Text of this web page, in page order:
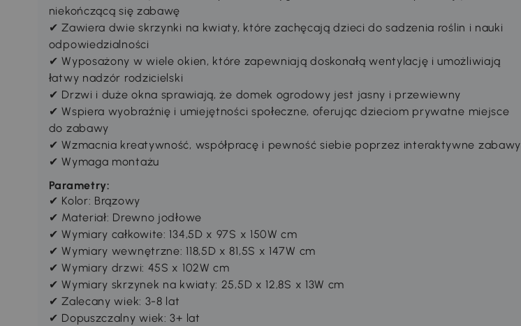
niekończącą się zabawę
✔ Zawiera dwie skrzynki na kwiaty, które zachęcają dzieci do sadzenia roślin i nauki
odpowiedzialności
✔ Wyposażony w wiele okien, które zapewniają doskonałą wentylację i umożliwiają
łatwy nadzór rodzicielski
✔ Drzwi i duże okna sprawiają, że domek ogrodowy jest jasny i przewiewny
✔ Wspiera wyobraźnię i umiejętności społeczne, oferując dzieciom prywatne miejsce
do zabawy
✔ Wzmacnia kreatywność, współpracę i pewność siebie poprzez interaktywne zabawy
✔ Wymaga montażu
Parametry:
✔ Kolor: Brązowy
✔ Materiał: Drewno jodłowe
✔ Wymiary całkowite: 134,5D x 97S x 150W cm
✔ Wymiary wewnętrzne: 118,5D x 81,5S x 147W cm
✔ Wymiary drzwi: 45S x 102W cm
✔ Wymiary skrzynek na kwiaty: 25,5D x 12,8S x 13W cm
✔ Zalecany wiek: 3-8 lat
✔ Dopuszczalny wiek: 3+ lat